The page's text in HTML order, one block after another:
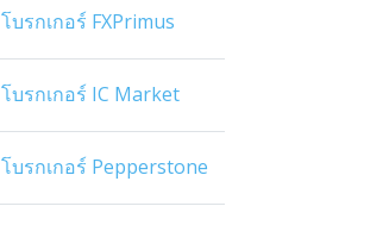
โบรกเกอร์ FXPrimus
โบรกเกอร์ IC Market
โบรกเกอร์ Pepperstone